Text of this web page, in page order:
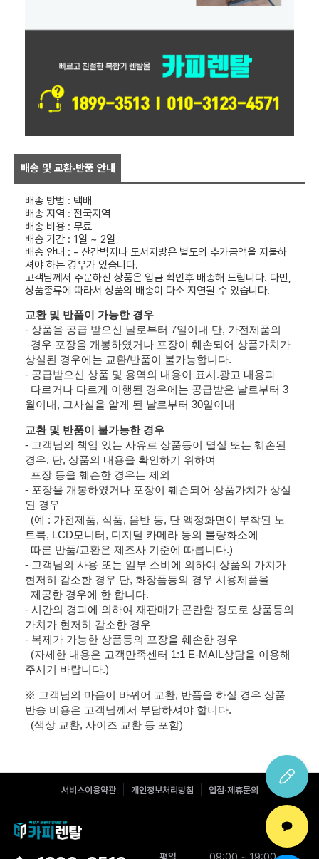
배송 및 교환·반품 안내
배송 방법 : 택배
배송 지역 : 전국지역
배송 비용 : 무료
배송 기간 : 1일 ~ 2일
배송 안내 : - 산간벽지나 도서지방은 별도의 추가금액을 지불하
셔야 하는 경우가 있습니다.
고객님께서 주문하신 상품은 입금 확인후 배송해 드립니다. 다만,
상품종류에 따라서 상품의 배송이 다소 지연될 수 있습니다.
교환 및 반품이 가능한 경우
- 상품을 공급 받으신 날로부터 7일이내 단, 가전제품의
경우 포장을 개봉하였거나 포장이 훼손되어 상품가치가
상실된 경우에는 교환/반품이 불가능합니다.
- 공급받으신 상품 및 용역의 내용이 표시.광고 내용과
다르거나 다르게 이행된 경우에는 공급받은 날로부터 3
월이내, 그사실을 알게 된 날로부터 30일이내
교환 및 반품이 불가능한 경우
- 고객님의 책임 있는 사유로 상품등이 멸실 또는 훼손된
경우. 단, 상품의 내용을 확인하기 위하여
포장 등을 훼손한 경우는 제외
- 포장을 개봉하였거나 포장이 훼손되어 상품가치가 상실
된 경우
(예 : 가전제품, 식품, 음반 등, 단 액정화면이 부착된 노
트북, LCD모니터, 디지털 카메라 등의 불량화소에
따른 반품/교환은 제조사 기준에 따릅니다.)
- 고객님의 사용 또는 일부 소비에 의하여 상품의 가치가
현저히 감소한 경우 단, 화장품등의 경우 시용제품을
제공한 경우에 한 합니다.
- 시간의 경과에 의하여 재판매가 곤란할 정도로 상품등의
가치가 현저히 감소한 경우
- 복제가 가능한 상품등의 포장을 훼손한 경우
(자세한 내용은 고객만족센터 1:1 E-MAIL상담을 이용해
주시기 바랍니다.)
※ 고객님의 마음이 바뀌어 교환, 반품을 하실 경우 상품
반송 비용은 고객님께서 부담하셔야 합니다.
(색상 교환, 사이즈 교환 등 포함)
서비스이용약관 개인정보처리방침 입점·제휴문의
평일 09:00 ~ 19:00